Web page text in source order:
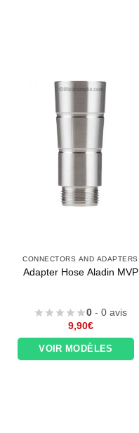
CONNECTORS AND ADAPTERS
Adapter Hose Aladin MVP
0 - 0 avis
9,90€
VOIR MODÈLES